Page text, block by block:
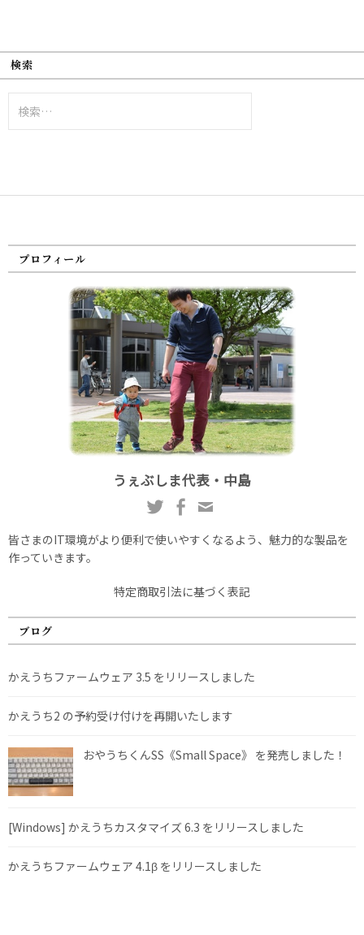
検索
索:
プロフィール
うぇぶしま代表・中島
皆さまのIT環境がより便利で使いやすくなるよう、魅力的な製品を
作っていきます。
特定商取引法に基づく表記
ブログ
かえうちファームウェア 3.5 をリリースしました
かえうち2 の予約受け付けを再開いたします
おやうちくんSS《Small Space》 を発売しました！
[Windows] かえうちカスタマイズ 6.3 をリリースしました
かえうちファームウェア 4.1β をリリースしました